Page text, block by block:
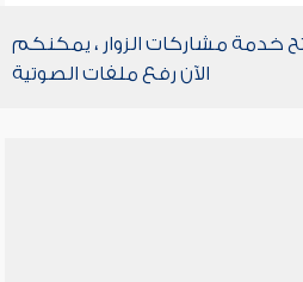
خدمة مشاركات الزوار ، يمكنكم
الآن رفع ملفات الصوتية